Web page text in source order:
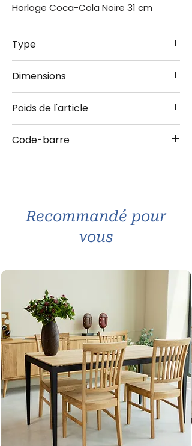
Horloge Coca-Cola Noire 31 cm
Type
Dimensions
Poids de l'article
Code-barre
Recommandé pour
vous